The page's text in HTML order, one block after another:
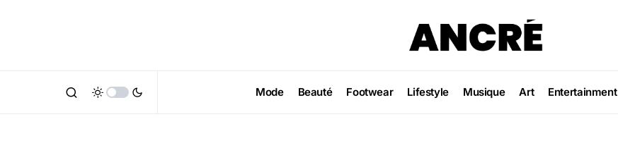
Mode Beauté Footwear Lifestyle Musique Art Entertainment